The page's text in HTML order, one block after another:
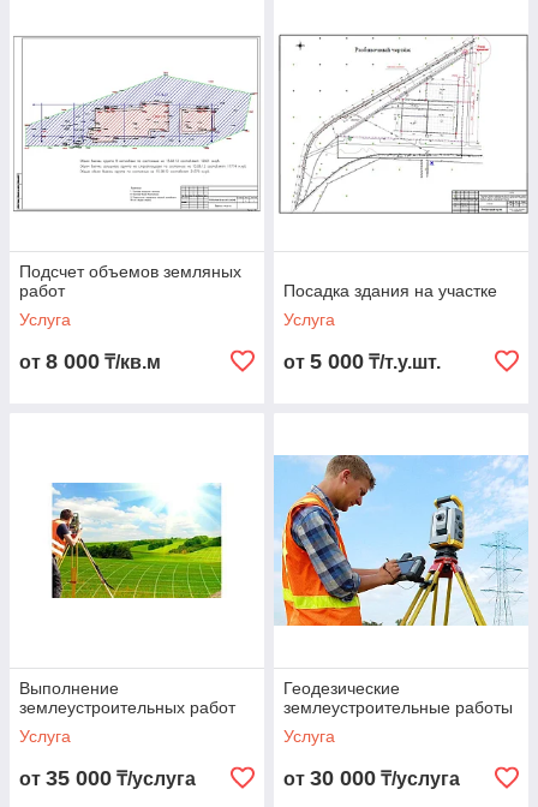
Подсчет объемов земляных
работ
Услуга
от 8 000 ₸/кв.м
Посадка здания на участке
Услуга
от 5 000 ₸/т.у.шт.
Выполнение
землеустроительных работ
Услуга
от 35 000 ₸/услуга
Геодезические
землеустроительные работы
Услуга
от 30 000 ₸/услуга